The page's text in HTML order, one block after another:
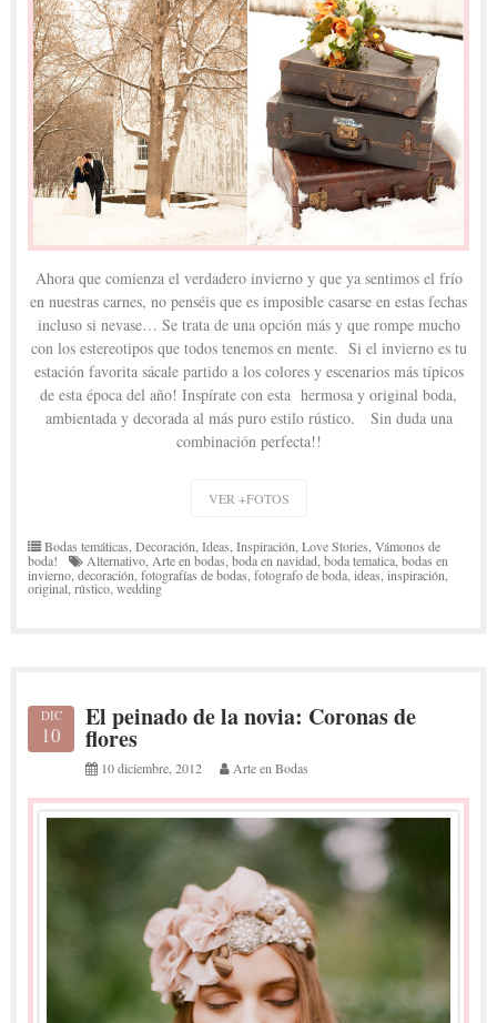
Ahora que comienza el verdadero invierno y que ya sentimos el frío
en nuestras carnes, no penséis que es imposible casarse en estas fechas
incluso si nevase… Se trata de una opción más y que rompe mucho
con los estereotipos que todos tenemos en mente. Si el invierno es tu
estación favorita sácale partido a los colores y escenarios más típicos
de esta época del año! Inspírate con esta hermosa y original boda,
ambientada y decorada al más puro estilo rústico. Sin duda una
combinación perfecta!!
VER +FOTOS
Bodas temáticas Decoración Ideas Inspiración Love Stories Vámonos de
boda!
Alternativo Arte en bodas ,boda en navidad boda tematica bodas en
invierno decoración fotografías de bodas fotografo de boda ideas inspiración
original ,rústico wedding
DIC
10
El peinado de la novia: Coronas de
flores
10 diciembre, 2012 Arte en Bodas